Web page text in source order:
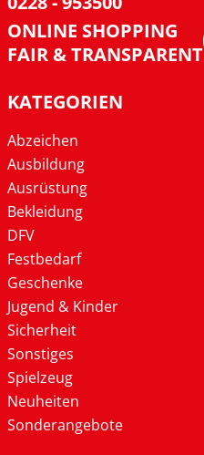
ONLINE SHOPPING
FAIR & TRANSPARENT
KATEGORIEN
Abzeichen
Ausbildung
Ausrüstung
Bekleidung
DFV
Festbedarf
Geschenke
Jugend & Kinder
Sicherheit
Sonstiges
Spielzeug
Neuheiten
Sonderangebote